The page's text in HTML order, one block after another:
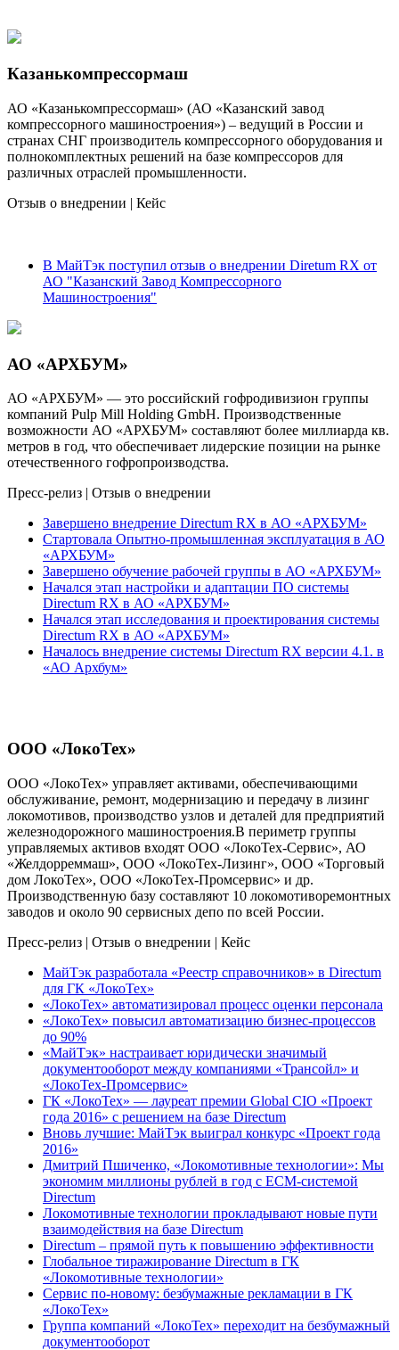
Казанькомпрессормаш
АО «Казанькомпрессормаш» (АО «Казанский завод
компрессорного машиностроения») – ведущий в России и
странах СНГ производитель компрессорного оборудования и
полнокомплектных решений на базе компрессоров для
различных отраслей промышленности.
Отзыв о внедрении | Кейс
В МайТэк поступил отзыв о внедрении Diretum RX от
АО "Казанский Завод Компрессорного
Машиностроения"
АО «АРХБУМ»
АО «АРХБУМ» — это российский гофродивизион группы
компаний Pulp Mill Holding GmbH. Производственные
возможности АО «АРХБУМ» составляют более миллиарда кв.
метров в год, что обеспечивает лидерские позиции на рынке
отечественного гофропроизводства.
Пресс-релиз | Отзыв о внедрении
Завершено внедрение Directum RX в АО «АРХБУМ»
Стартовала Опытно-промышленная эксплуатация в АО
«АРХБУМ»
Завершено обучение рабочей группы в АО «АРХБУМ»
Начался этап настройки и адаптации ПО системы
Directum RX в АО «АРХБУМ»
Начался этап исследования и проектирования системы
Directum RX в АО «АРХБУМ»
Началось внедрение системы Directum RX версии 4.1. в
«АО Архбум»
ООО «ЛокоТех»
ООО «ЛокоТех» управляет активами, обеспечивающими
обслуживание, ремонт, модернизацию и передачу в лизинг
локомотивов, производство узлов и деталей для предприятий
железнодорожного машиностроения.В периметр группы
управляемых активов входят ООО «ЛокоТех-Сервис», АО
«Желдорреммаш», ООО «ЛокоТех-Лизинг», ООО «Торговый
дом ЛокоТех», ООО «ЛокоТех-Промсервис» и др.
Производственную базу составляют 10 локомотиворемонтных
заводов и около 90 сервисных депо по всей России.
Пресс-релиз | Отзыв о внедрении | Кейс
МайТэк разработала «Реестр справочников» в Directum
для ГК «ЛокоТех»
«ЛокоТех» автоматизировал процесс оценки персонала
«ЛокоТех» повысил автоматизацию бизнес-процессов
до 90%
«МайТэк» настраивает юридически значимый
документооборот между компаниями «Трансойл» и
«ЛокоТех-Промсервис»
ГК «ЛокоТех» — лауреат премии Global CIO «Проект
года 2016» с решением на базе Directum
Вновь лучшие: МайТэк выиграл конкурс «Проект года
2016»
Дмитрий Пшиченко, «Локомотивные технологии»: Мы
экономим миллионы рублей в год с ECM-системой
Directum
Локомотивные технологии прокладывают новые пути
взаимодействия на базе Directum
Directum – прямой путь к повышению эффективности
Глобальное тиражирование Directum в ГК
«Локомотивные технологии»
Сервис по-новому: безбумажные рекламации в ГК
«ЛокоТех»
Группа компаний «ЛокоТех» переходит на безбумажный
документооборот